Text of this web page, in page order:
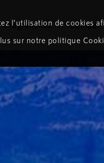
Programmes Équipe
l’utilisation de cookies
sur notre politique